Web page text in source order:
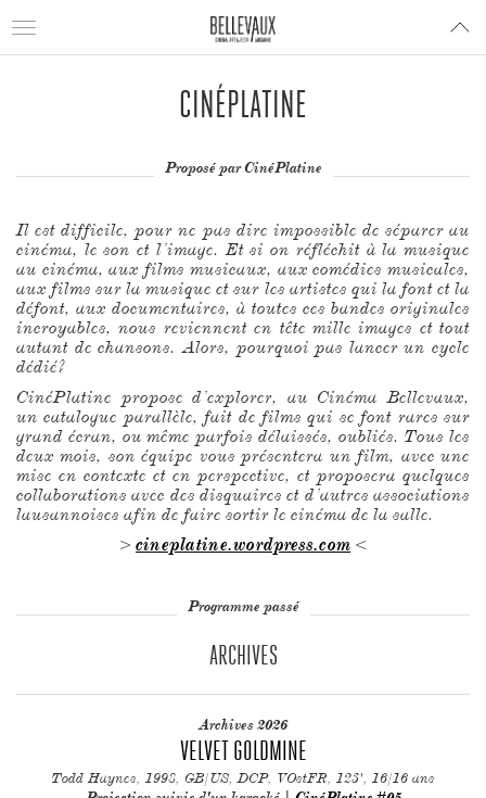
Toggle
CINÉPLATINE
Proposé par CinéPlatine
Il est difficile, pour ne pas dire impossible de séparer au
cinéma, le son et l’image. Et si on réfléchit à la musique
au cinéma, aux films musicaux, aux comédies musicales,
aux films sur la musique et sur les artistes qui la font et la
défont, aux documentaires, à toutes ces bandes originales
incroyables, nous reviennent en tête mille images et tout
autant de chansons. Alors, pourquoi pas lancer un cycle
dédié?
CinéPlatine propose d’explorer, au Cinéma Bellevaux,
un catalogue parallèle, fait de films qui se font rares sur
grand écran, ou même parfois délaissés, oubliés. Tous les
deux mois, son équipe vous présentera un film, avec une
mise en contexte et en perspective, et proposera quelques
collaborations avec des disquaires et d’autres associations
lausannoises afin de faire sortir le cinéma de la salle.
> cineplatine.wordpress.com <
Programme passé
ARCHIVES
Archives 2026
VELVET GOLDMINE
Todd Haynes, 1998, GB/US, DCP, VOstFR, 123', 16/16 ans